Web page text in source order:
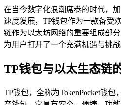
在当今数字化浪潮席卷的时代，
速度发展，TP钱包作为一款备受
链作为以太坊网络的重要组成部
为用户打开了一个充满机遇与挑战
TP钱包与以太生态链
TP钱包，全称为TokenPocket钱